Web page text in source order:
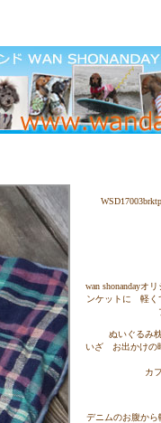
wan shonandayオ
ンケットに 軽く
ぬいぐるみ
いざ お出かけの
カ
デニムのお腹か